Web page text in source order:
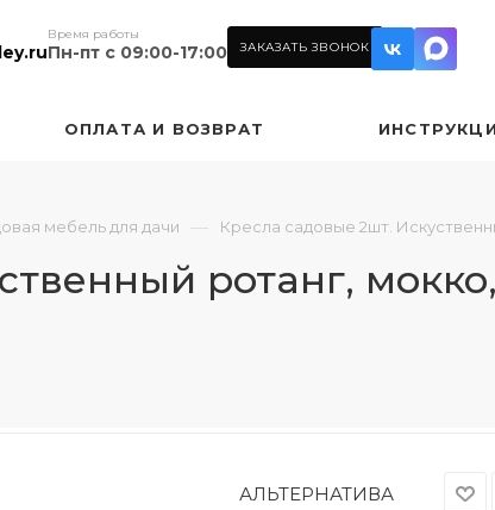
Время работы
Пн-пт с 09:00-17:00 ЗАКАЗАТЬ ЗВОНОК
ОПЛАТА И ВОЗВРАТ
мебель для дачи — Кресла садовые 2шт.
ротанг,
АЛЬТЕРНАТИВА